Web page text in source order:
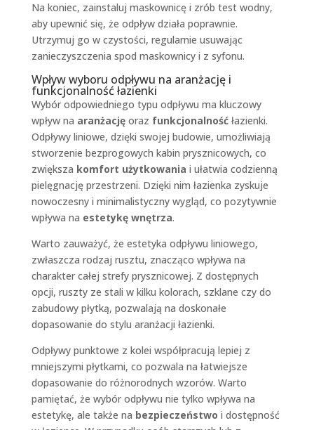
Na koniec, zainstaluj maskownicę i zrób test wodny,
aby upewnić się, że odpływ działa poprawnie.
Utrzymuj go w czystości, regularnie usuwając
zanieczyszczenia spod maskownicy i z syfonu.
Wpływ wyboru odpływu na aranżację i
funkcjonalność łazienki
Wybór odpowiedniego typu odpływu ma kluczowy
wpływ na aranżacjęoraz funkcjonalnośćłazienki.
Odpływy liniowe, dzięki swojej budowie, umożliwiają
stworzenie bezprogowych kabin prysznicowych, co
zwiększa komfort użytkowania i ułatwia codzienną
pielęgnację przestrzeni. Dzięki nim łazienka zyskuje
nowoczesny i minimalistyczny wygląd, co pozytywnie
wpływa na estetykę wnętrza.
Warto zauważyć, że estetyka odpływu liniowego,
zwłaszcza rodzaj rusztu, znacząco wpływa na
charakter całej strefy prysznicowej. Z dostępnych
opcji, ruszty ze stali w kilku kolorach, szklane czy do
zabudowy płytką, pozwalają na doskonałe
dopasowanie do stylu aranżacji łazienki.
Odpływy punktowe z kolei współpracują lepiej z
mniejszymi płytkami, co pozwala na łatwiejsze
dopasowanie do różnorodnych wzorów. Warto
pamiętać, że wybór odpływu nie tylko wpływa na
estetykę, ale także na bezpieczeństwo i dostępność